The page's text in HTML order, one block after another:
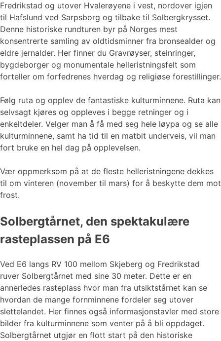
Fredrikstad og utover Hvalerøyene i vest, nordover igjen
til Hafslund ved Sarpsborg og tilbake til Solbergkrysset.
Denne historiske rundturen byr på Norges mest
konsentrerte samling av oldtidsminner fra bronsealder og
eldre jernalder. Her finner du Gravrøyser, steinringer,
bygdeborger og monumentale helleristningsfelt som
forteller om forfedrenes hverdag og religiøse forestillinger.
Følg ruta og opplev de fantastiske kulturminnene. Ruta kan
selvsagt kjøres og oppleves i begge retninger og i
enkeltdeler. Velger man å få med seg hele løypa og se alle
kulturminnene, samt ha tid til en matbit underveis, vil man
fort bruke en hel dag på opplevelsen.
Vær oppmerksom på at de fleste helleristningene dekkes
til om vinteren (november til mars) for å beskytte dem mot
frost.
Solbergtårnet, den spektakulære
rasteplassen på E6
Ved E6 langs RV 100 mellom Skjeberg og Fredrikstad
ruver Solbergtårnet med sine 30 meter. Dette er en
annerledes rasteplass hvor man fra utsiktstårnet kan se
hvordan de mange fornminnene fordeler seg utover
slettelandet. Her finnes også informasjonstavler med store
bilder fra kulturminnene som venter på å bli oppdaget.
Solbergtårnet utgjør en flott start på den historiske